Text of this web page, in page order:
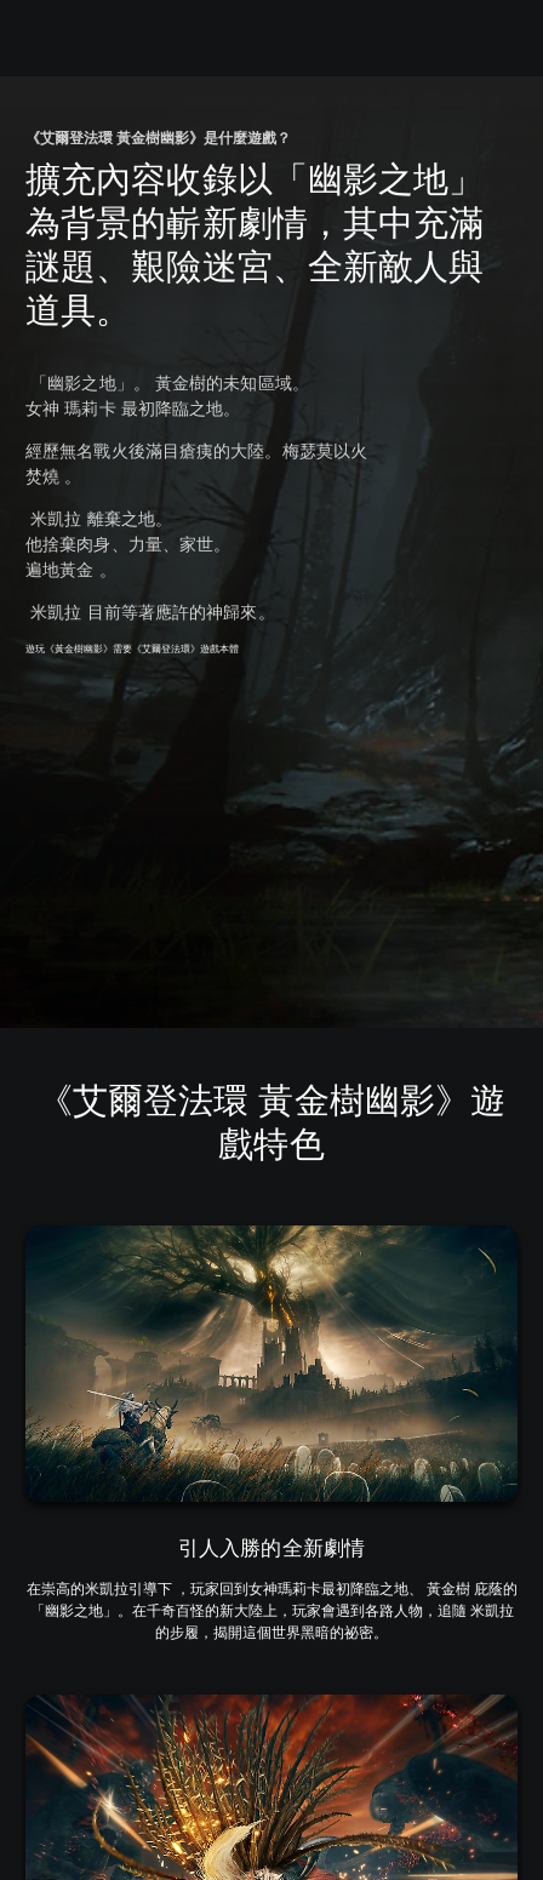
《艾爾登法環 黃金樹幽影》是什麼遊戲？
擴充內容收錄以「幽影之地」
為背景的嶄新劇情，其中充滿
謎題、艱險迷宮、全新敵人與
道具。
「幽影之地」。 黃金樹的未知區域。
女神 瑪莉卡 最初降臨之地。
經歷無名戰火後滿目瘡痍的大陸。梅瑟莫以火
焚燒 。
米凱拉 離棄之地。
他捨棄肉身、力量、家世。
遍地黃金 。
米凱拉 目前等著應許的神歸來。
遊玩《黃金樹幽影》需要 《艾爾登法環》遊戲本體
《艾爾登法環 黃金樹幽影》遊
戲特色
引人入勝的全新劇情
在崇高的米凱拉引導下 ，玩家回到女神瑪莉卡最初降臨之地、 黃金樹 庇蔭的
「幽影之地」。在千奇百怪的新大陸上，玩家會遇到各路人物，追隨 米凱拉
的步履，揭開這個世界黑暗的祕密。